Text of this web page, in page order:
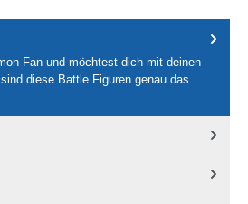
Fan und möchtest dich mit deinen
diese Battle Figuren genau das